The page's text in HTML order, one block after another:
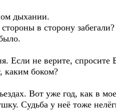
дыхании.
в сторону
Если не верите, спросите
каким боком?
Вот уже год, как в
Судьба у неё тоже